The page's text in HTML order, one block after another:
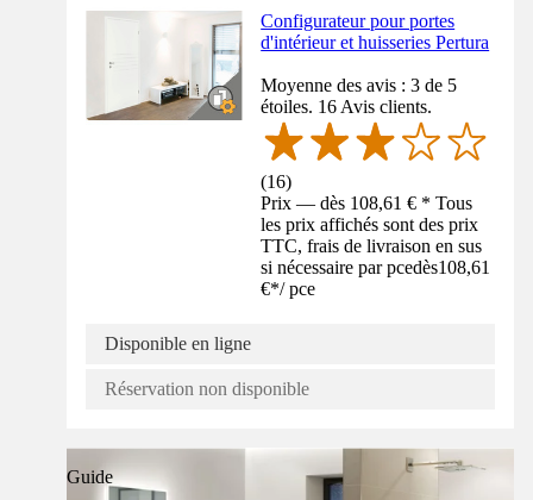
Configurateur pour portes
d'intérieur et huisseries Pertura
Moyenne des avis : 3 de 5
étoiles. 16 Avis clients.
(16)
Prix — dès 108,61 € * Tous
les prix affichés sont des prix
TTC, frais de livraison en sus
si nécessaire par pcedès108,61
€*/ pce
Disponible en ligne
Réservation non disponible
Guide